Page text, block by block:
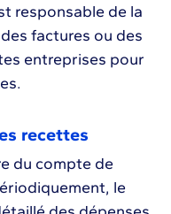
responsable de la
factures ou des
entreprises pour
recettes
du compte de
le